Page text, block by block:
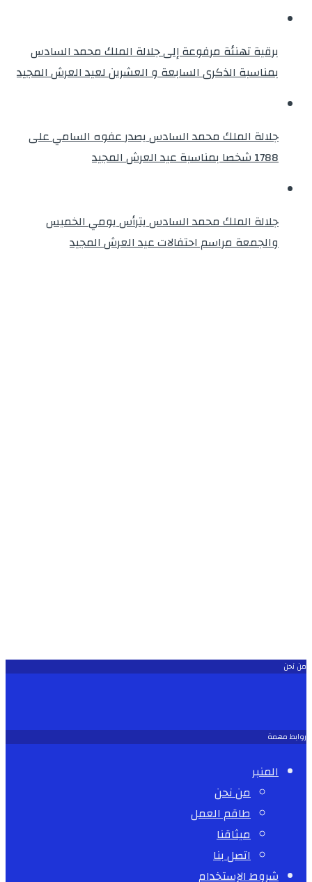
برقية تهنئة مرفوعة إلى جلالة الملك محمد السادس
بمناسبة الذكرى السابعة و العشرين لعيد العرش المجيد
جلالة الملك محمد السادس يصدر عفوه السامي على
1788 شخصا بمناسبة عيد العرش المجيد
جلالة الملك محمد السادس يترأس يومي الخميس
والجمعة مراسم احتفالات عيد العرش المجيد
من نحن
روابط مهمة
المنبر
من نحن
طاقم العمل
ميثاقنا
اتصل بنا
شروط الإستخدام